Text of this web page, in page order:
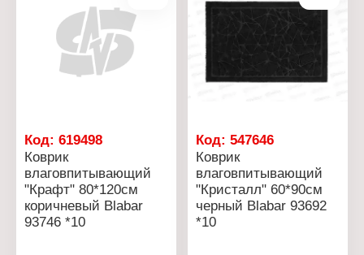
Код: 619498
Коврик
влаговпитывающий
"Крафт" 80*120см
коричневый Blabar
93746 *10
Код:547646
Коврик
влаговпитывающий
"Кристалл" 60*90см
черный Blabar 93692
*10